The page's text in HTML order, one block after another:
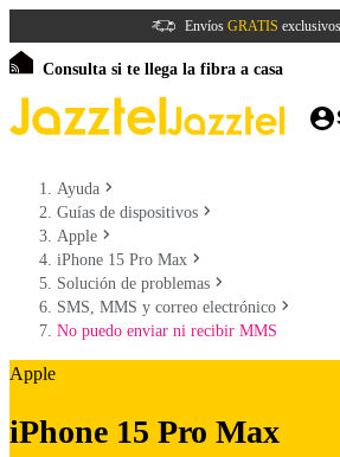
Envíos GRATIS
Consulta si te llega la fibra a casa
Ayuda
Guías de dispositivos
Apple
iPhone 15 Pro Max
Solución de problemas
SMS, MMS y correo electrónico
No puedo enviar ni recibir MMS
Apple
iPhone 15 Pro Max